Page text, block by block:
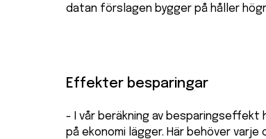
datan förslagen bygger på håller
Effekter besparingar
- I vår beräkning av
på ekonomi lägger. Här behöver